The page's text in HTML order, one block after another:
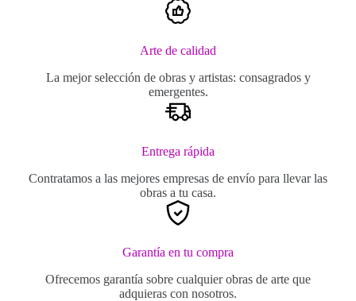
Arte de calidad
La mejor selección de obras y artistas: consagrados y
emergentes.
Entrega rápida
Contratamos a las mejores empresas de envío para llevar las
obras a tu casa.
Garantía en tu compra
Ofrecemos garantía sobre cualquier obras de arte que
adquieras con nosotros.